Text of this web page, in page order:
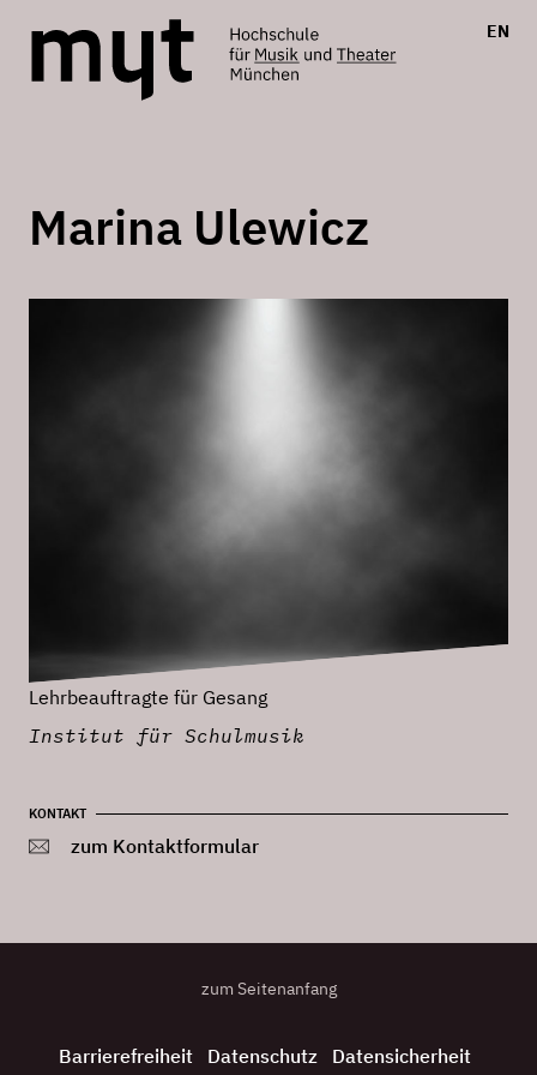
EN
Marina Ulewicz
Lehrbeauftragte für Gesang
Institut für Schulmusik
KONTAKT
zum Kontaktformular
zum Seitenanfang
Barrierefreiheit Datenschutz Datensicherheit